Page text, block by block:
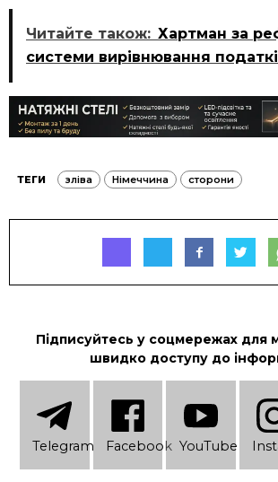
Читайте також: Хартман за
системи вирівнювання
ТЕГИ зліва Німеччина сторони
Підписуйтесь у соцмережах для
швидко доступу до
Telеgram Facebook YouTube